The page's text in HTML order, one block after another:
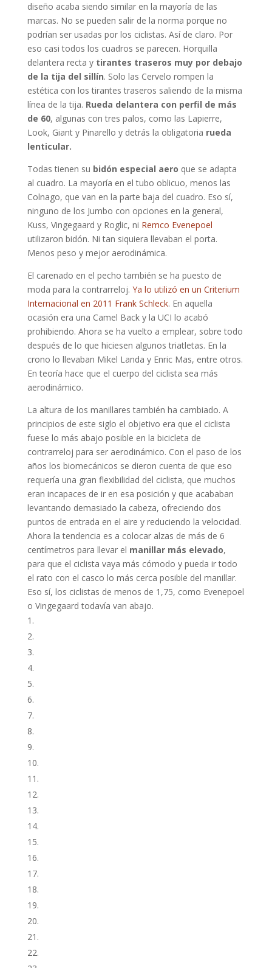
diseño acaba siendo similar en la mayoría de las
marcas. No se pueden salir de la norma porque no
podrían ser usadas por los ciclistas. Así de claro. Por
eso casi todos los cuadros se parecen. Horquilla
delantera recta y tirantes traseros muy por debajo
de la tija del sillín. Solo las Cervelo rompen la
estética con los tirantes traseros saliendo de la misma
línea de la tija. Rueda delantera con perfil de más
de 60, algunas con tres palos, como las Lapierre,
Look, Giant y Pinarello y detrás la obligatoria rueda
lenticular.
Todas tienen su bidón especial aero que se adapta
al cuadro. La mayoría en el tubo oblicuo, menos las
Colnago, que van en la parte baja del cuadro. Eso sí,
ninguno de los Jumbo con opciones en la general,
Kuss, Vingegaard y Roglic, ni Remco Evenepoel
utilizaron bidón. Ni tan siquiera llevaban el porta.
Menos peso y mejor aerodinámica.
El carenado en el pecho también se ha puesto de
moda para la contrarreloj. Ya lo utilizó en un Criterium
Internacional en 2011 Frank Schleck. En aquella
ocasión era una Camel Back y la UCI lo acabó
prohibiendo. Ahora se ha vuelto a emplear, sobre todo
después de lo que hiciesen algunos triatletas. En la
crono lo llevaban Mikel Landa y Enric Mas, entre otros.
En teoría hace que el cuerpo del ciclista sea más
aerodinámico.
La altura de los manillares también ha cambiado. A
principios de este siglo el objetivo era que el ciclista
fuese lo más abajo posible en la bicicleta de
contrarreloj para ser aerodinámico. Con el paso de los
años los biomecánicos se dieron cuenta de que eso
requería una gran flexibilidad del ciclista, que muchos
eran incapaces de ir en esa posición y que acababan
levantando demasiado la cabeza, ofreciendo dos
puntos de entrada en el aire y reduciendo la velocidad.
Ahora la tendencia es a colocar alzas de más de 6
centímetros para llevar el manillar más elevado,
para que el ciclista vaya más cómodo y pueda ir todo
el rato con el casco lo más cerca posible del manillar.
Eso sí, los ciclistas de menos de 1,75, como Evenepoel
o Vingegaard todavía van abajo.